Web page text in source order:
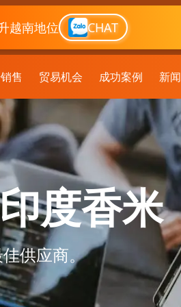
越南地位 CHAT
售 贸易机会 成功案例 新闻
度香米
供应商。